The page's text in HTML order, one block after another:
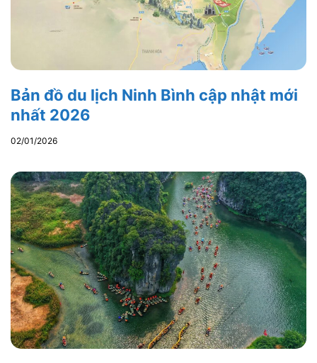
Bản đồ du lịch Ninh Bình cập nhật mới
nhất 2026
02/01/2026